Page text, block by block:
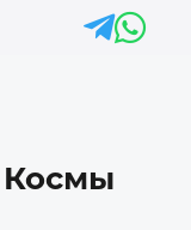

Космы